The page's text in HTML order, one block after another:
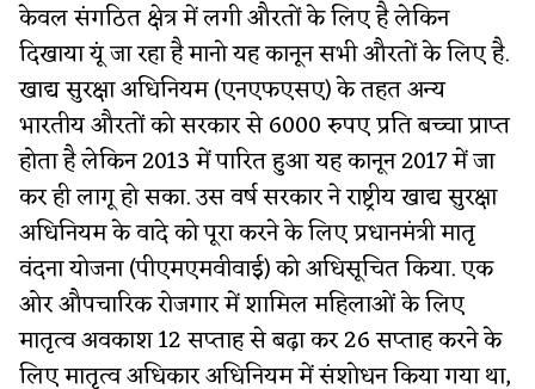
केवल संगठित क्षेत्र में लगी औरतों के लिए है लेकिन
दिखाया यूं जा रहा है मानो यह कानून सभी औरतों के लिए है.
खाद्य सुरक्षा अधिनियम (एनएफएसए) के तहत अन्य
भारतीय औरतों को सरकार से 6000 रुपए प्रति बच्चा प्राप्त
होता है लेकिन 2013 में पारित हुआ यह कानून 2017 में जा
कर ही लागू हो सका. उस वर्ष सरकार ने राष्ट्रीय खाद्य सुरक्षा
अधिनियम के वादे को पूरा करने के लिए प्रधानमंत्री मातृ
वंदना योजना (पीएमएमवीवाई) को अधिसूचित किया. एक
ओर औपचारिक रोजगार में शामिल महिलाओं के लिए
मातृत्व अवकाश 12 सप्ताह से बढ़ा कर 26 सप्ताह करने के
लिए मातृत्व अधिकार अधिनियम में संशोधन किया गया था,